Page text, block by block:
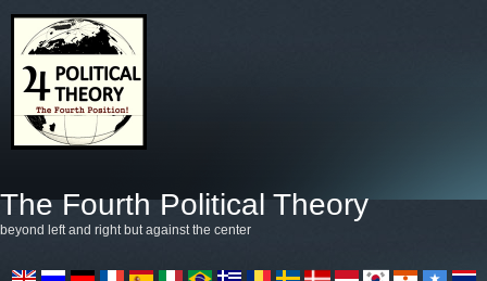
The Fourth Political Theory
beyond left and right but against the center